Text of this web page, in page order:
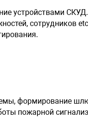
устройствами СКУД.
сотрудников
формирование
пожарной